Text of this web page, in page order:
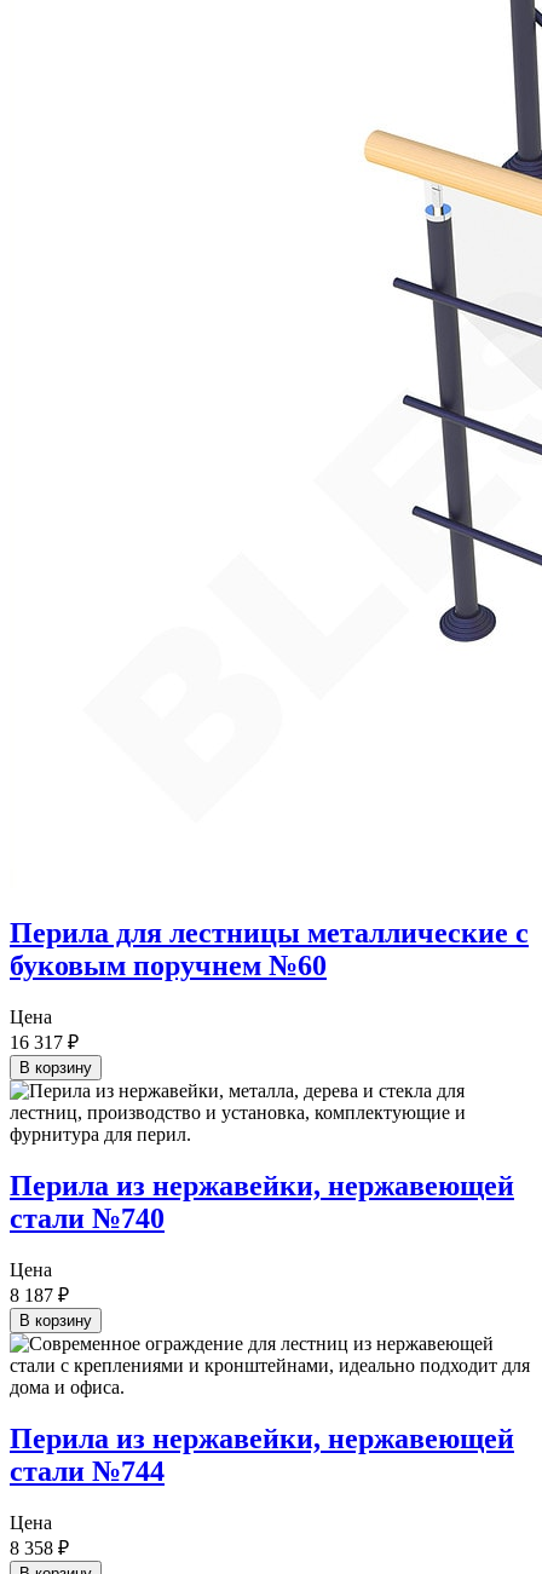
Перила для лестницы металлические с
буковым поручнем №60
Цена
16 317 ₽
В корзину
Перила из нержавейки, нержавеющей
стали №740
Цена
8 187 ₽
В корзину
Перила из нержавейки, нержавеющей
стали №744
Цена
8 358 ₽